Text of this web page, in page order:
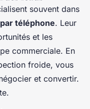
souvent dans
téléphone. Leur
et les
commerciale. En
froide, vous
et convertir.